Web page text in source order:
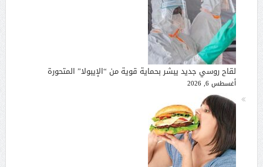
لقاح روسي جديد يبشر بحماية قوية من “الإيبولا” المتحورة
أغسطس 6, 2026